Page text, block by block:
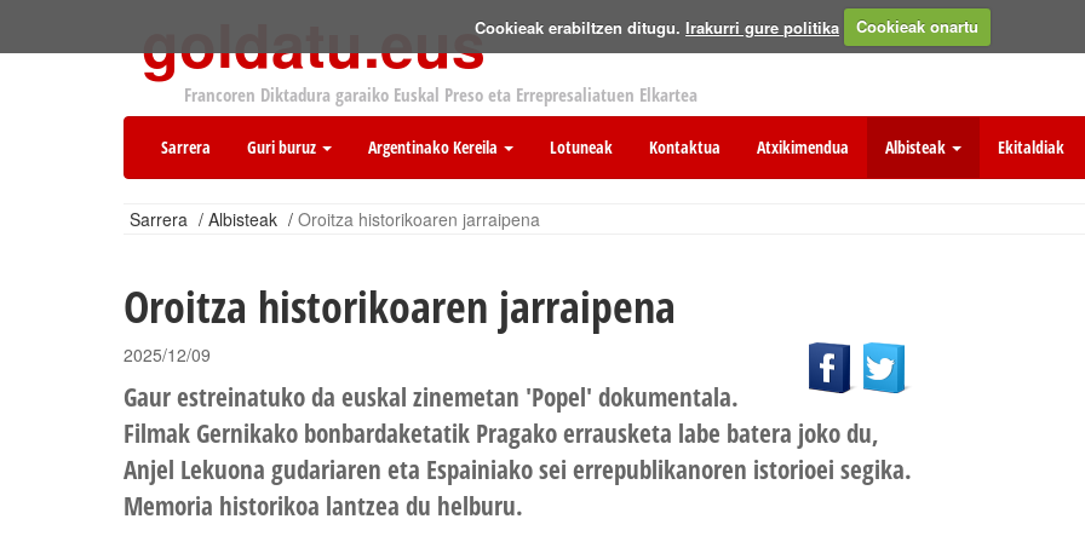
Cookieak erabiltzen ditugu.Irakurri gure politika Cookieak onartu
goldatu.eus
Francoren Diktadura garaiko Euskal Preso eta Errepresaliatuen Elkartea
Sarrera Guri buruz Argentinako Kereila Lotuneak Kontaktua Atxikimendua Albisteak Ekitaldiak
Sarrera / Albisteak / Oroitza historikoaren jarraipena
Oroitza historikoaren jarraipena
2025/12/09
Gaur estreinatuko da euskal zinemetan 'Popel' dokumentala.
Filmak Gernikako bonbardaketatik Pragako errausketa labe batera joko du,
Anjel Lekuona gudariaren eta Espainiako sei errepublikanoren istorioei segika.
Memoria historikoa lantzea du helburu.